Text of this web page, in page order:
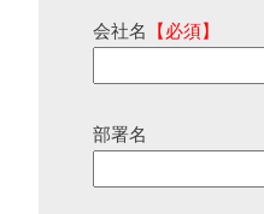
会社名 【必須】
部署名